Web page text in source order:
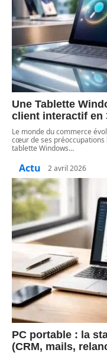
Une Tablette
client interactif en
Le monde du commerce
cœur de ses
tablette Windows…
Actu 2 avril 2026
PC portable : la
(CRM, mails,